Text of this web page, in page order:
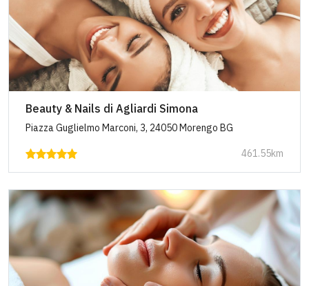
Beauty & Nails di Agliardi Simona
Piazza Guglielmo Marconi, 3, 24050 Morengo BG
461.55km